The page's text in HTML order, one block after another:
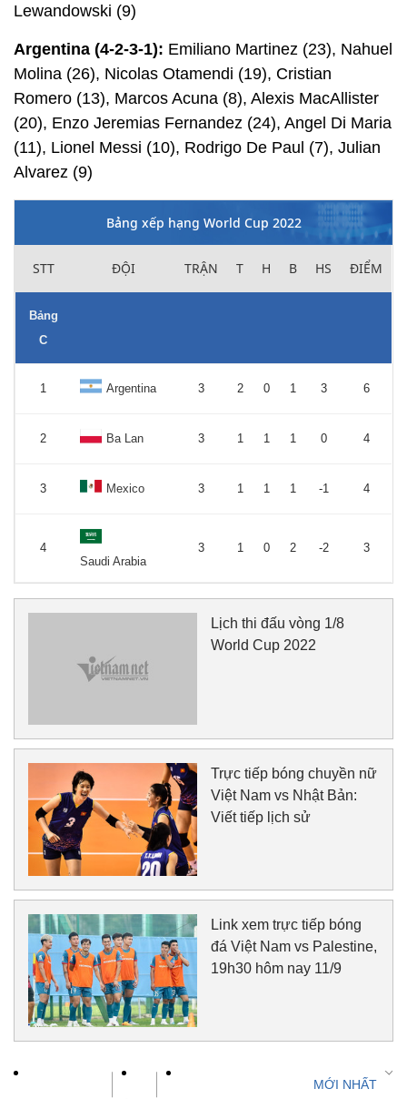
Lewandowski (9)
Argentina (4-2-3-1): Emiliano Martinez (23), Nahuel
Molina (26), Nicolas Otamendi (19), Cristian
Romero (13), Marcos Acuna (8), Alexis MacAllister
(20), Enzo Jeremias Fernandez (24), Angel Di Maria
(11), Lionel Messi (10), Rodrigo De Paul (7), Julian
Alvarez (9)
Bảng xếp hạng World Cup 2022
STT ĐỘI TRẬN T H B HS ĐIỂM
Bảng
C
1 Argentina 3 2 0 1 3 6
2 Ba Lan 3 1 1 1 0 4
3 Mexico 3 1 1 1 -1 4
4
Saudi Arabia
3 1 0 2 -2 3
Lịch thi đấu vòng 1/8
World Cup 2022
Trực tiếp bóng chuyền nữ
Việt Nam vs Nhật Bản:
Viết tiếp lịch sử
Link xem trực tiếp bóng
đá Việt Nam vs Palestine,
19h30 hôm nay 11/9